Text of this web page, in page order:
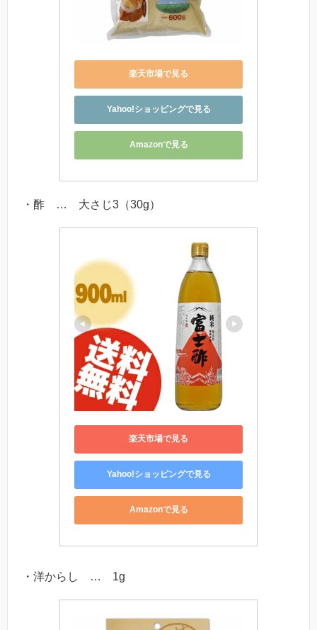
楽天市場で見る
Yahoo!ショッピングで見る
Amazonで見る
・酢 … 大さじ3（30g）
楽天市場で見る
Yahoo!ショッピングで見る
Amazonで見る
・洋からし … 1g